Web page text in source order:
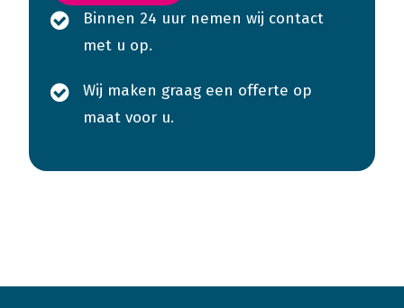
Binnen 24 uur nemen wij contact
met u op.
Wij maken graag een offerte op
maat voor u.